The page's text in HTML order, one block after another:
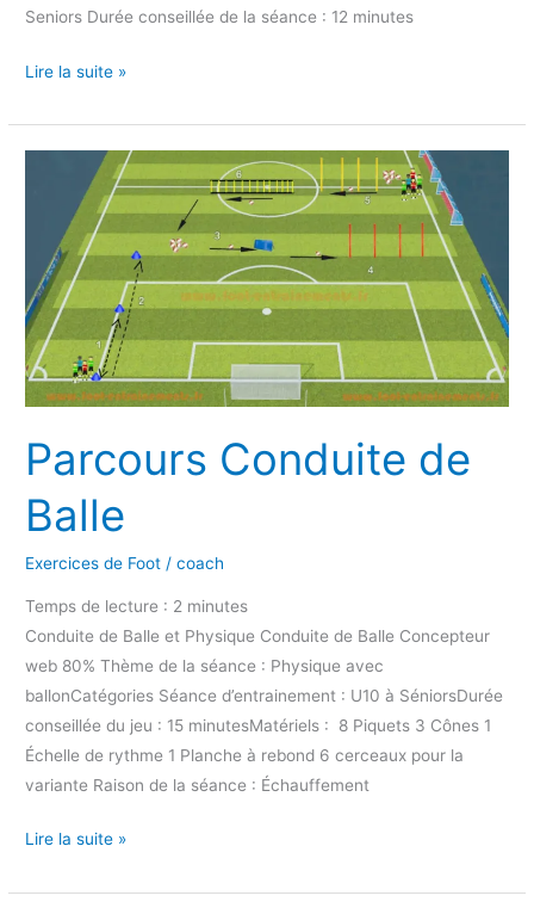
Seniors Durée conseillée de la séance : 12 minutes
Lire la suite »
Parcours Conduite de
Balle
Exercices de Foot /coach
Temps de lecture : 2 minutes
Conduite de Balle et Physique Conduite de Balle Concepteur
web 80% Thème de la séance : Physique avec
ballonCatégories Séance d’entrainement : U10 à SéniorsDurée
conseillée du jeu : 15 minutesMatériels : 8 Piquets 3 Cônes 1
Échelle de rythme 1 Planche à rebond 6 cerceaux pour la
variante Raison de la séance : Échauffement
Conduite
Balle
Lire la suite »